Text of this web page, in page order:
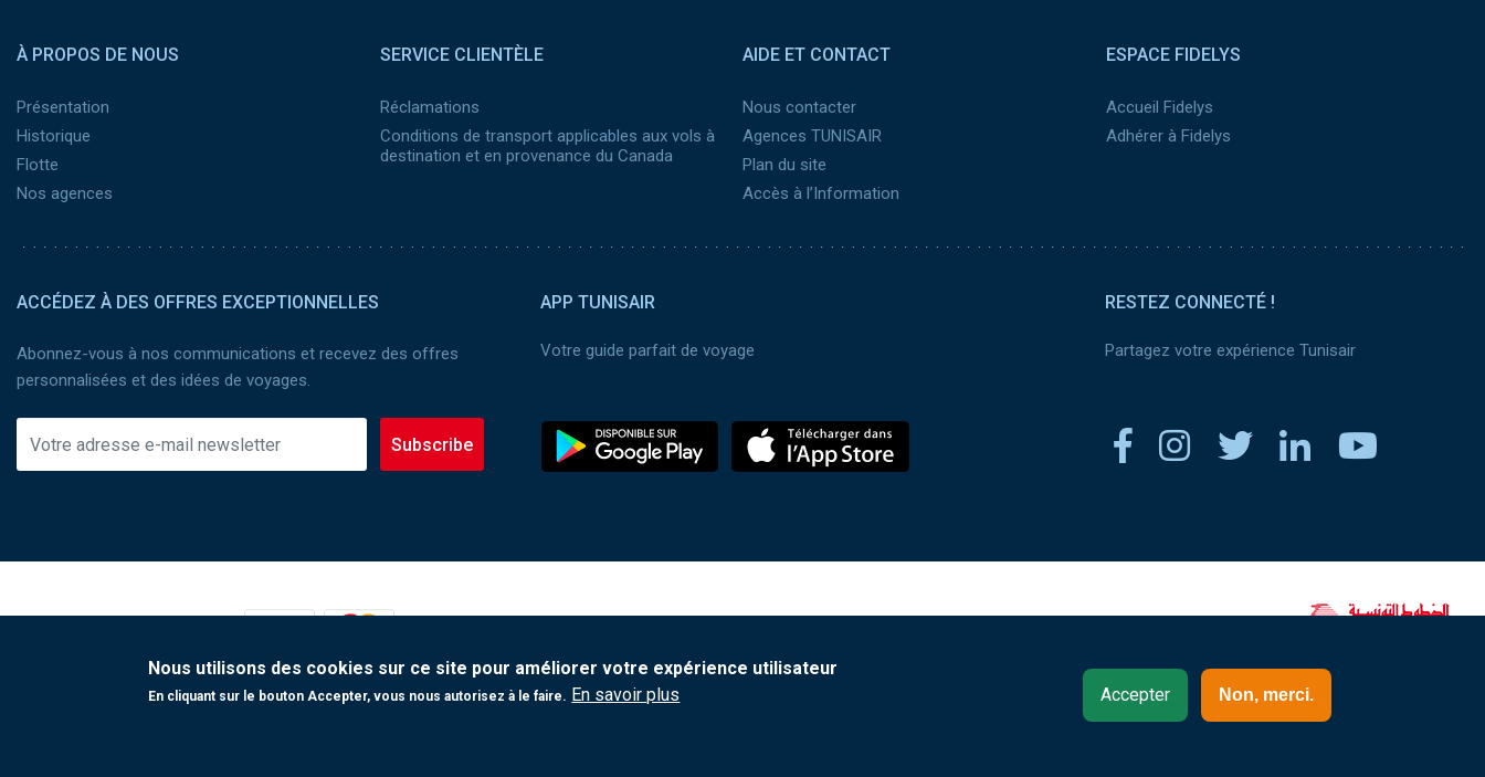
À PROPOS DE NOUS
Présentation
Historique
Flotte
Nos agences
SERVICE CLIENTÈLE
Réclamations
Conditions de transport applicables aux vols à
destination et en provenance du Canada
AIDE ET CONTACT
Nous contacter
Agences TUNISAIR
Plan du site
Accès à l’Information
ESPACE FIDELYS
Accueil Fidelys
Adhérer à Fidelys
ACCÉDEZ À DES OFFRES EXCEPTIONNELLES
Abonnez-vous à nos communications et recevez des offres
personnalisées et des idées de voyages.
Subscribe
APP TUNISAIR
Votre guide parfait de voyage
RESTEZ CONNECTÉ !
Partagez votre expérience Tunisair
Copyright 2023 Tunisair. Tous droits réservés
Burkina Faso - Français (FR)
Nous utilisons des cookies sur ce site pour améliorer votre expérience utilisateur
En cliquant sur le bouton Accepter, vous nous autorisez à le faire. En savoir plus Accepter Non, merci.